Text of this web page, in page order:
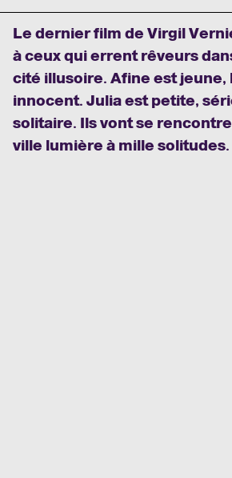
Le dernier film de Virgil
à ceux qui errent rêveurs
cité illusoire. Afine est jeune,
innocent. Julia est petite,
solitaire. Ils vont se
ville lumière à mille solitudes.